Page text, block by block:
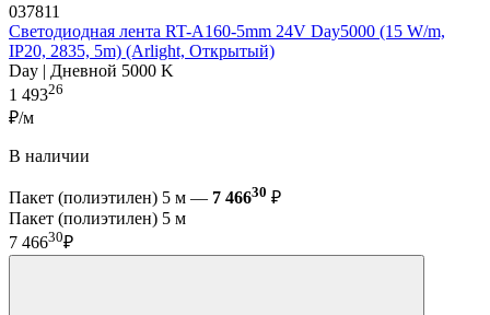
037811
Светодиодная лента RT-A160-5mm 24V Day5000 (15 W/m,
IP20, 2835, 5m) (Arlight, Открытый)
Day | Дневной 5000 K
1 49326
₽/м
В наличии
Пакет (полиэтилен) 5 м — 7 46630 ₽
Пакет (полиэтилен) 5 м
7 46630₽